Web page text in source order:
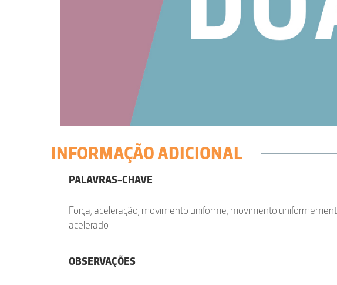
INFORMAÇÃO ADICIONAL
PALAVRAS-CHAVE
Força, aceleração, movimento uniforme, movimento
acelerado
OBSERVAÇÕES